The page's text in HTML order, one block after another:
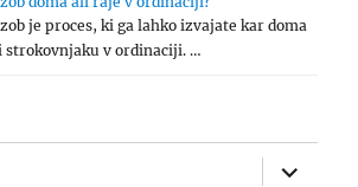
je proces, ki ga lahko izvajate kar doma
strokovnjaku v ordinaciji. …
expand